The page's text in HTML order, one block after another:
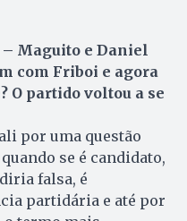
Maguito e Daniel
com Friboi e agora
O partido voltou a se
por uma questão
se é candidato,
falsa, é
partidária e até por